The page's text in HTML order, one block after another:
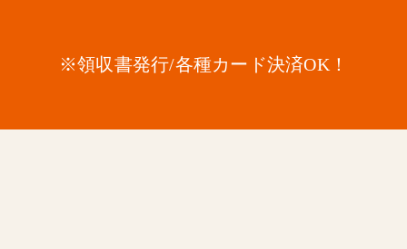
※領収書発行/各種カード決済OK！